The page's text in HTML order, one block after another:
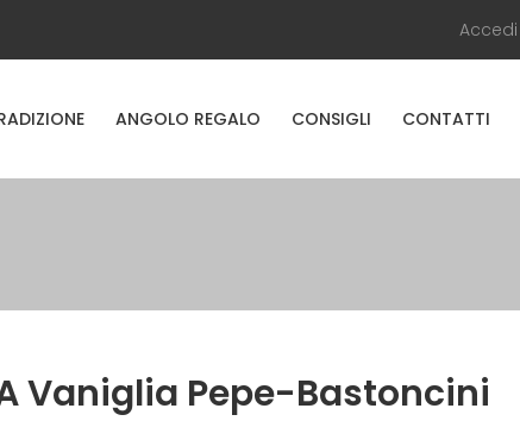
Accedi
ANGOLO REGALO CONSIGLI CONTATTI
Vaniglia Pepe-Bastoncini